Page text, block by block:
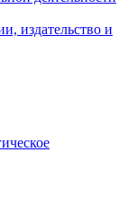
издательство и